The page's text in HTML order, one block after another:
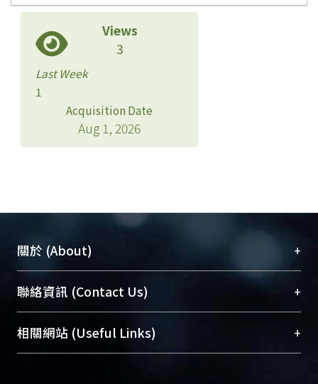
Views
3
Last Week
1
Acquisition Date
Aug 1, 2026
關於 (About) +
臺大位居世界頂尖大學之列，為永久珍藏及向國際
展現本校豐碩的研究成果及學術能量，圖書館整合
機構典藏（NTUR）與學術庫（AH）不同功能平
台，成為臺大學術典藏NTU scholars。期能整合研
聯絡資訊 (Contact Us) +
總館學科館員(Main Library)
醫學圖書館學科館員(Medical Library)
相關網站 (Useful Links) +